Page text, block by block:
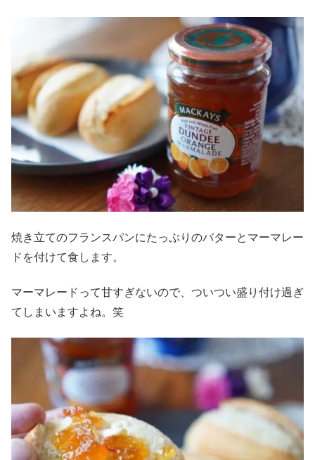
焼き立てのフランスパンにたっぷりのバターとマーマレー
ドを付けて食します。
マーマレードって甘すぎないので、ついつい盛り付け過ぎ
てしまいますよね。笑